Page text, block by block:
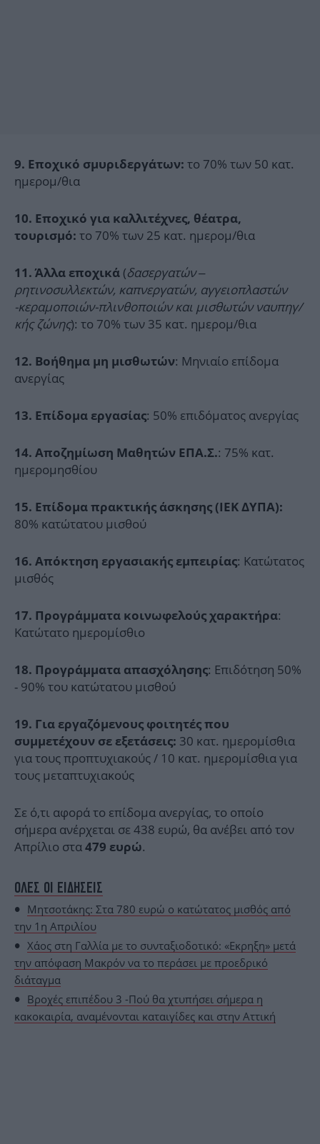
9. Εποχικό σμυριδεργάτων: το 70% των 50 κατ.
ημερομ/θια
10. Εποχικό για καλλιτέχνες, θέατρα,
τουρισμό: το 70% των 25 κατ. ημερομ/θια
11. Άλλα εποχικά (δασεργατών –
ρητινοσυλλεκτών, καπνεργατών, αγγειοπλαστών
-κεραμοποιών-πλινθοποιών και μισθωτών ναυπηγ/
κής ζώνης): το 70% των 35 κατ. ημερομ/θια
12. Βοήθημα μη μισθωτών: Μηνιαίο επίδομα
ανεργίας
13. Επίδομα εργασίας: 50% επιδόματος ανεργίας
14. Αποζημίωση Μαθητών ΕΠΑ.Σ.: 75% κατ.
ημερομησθίου
15. Επίδομα πρακτικής άσκησης (ΙΕΚ ΔΥΠΑ):
80% κατώτατου μισθού
16. Απόκτηση εργασιακής εμπειρίας: Κατώτατος
μισθός
17. Προγράμματα κοινωφελούς χαρακτήρα:
Κατώτατο ημερομίσθιο
18. Προγράμματα απασχόλησης: Επιδότηση 50%
- 90% του κατώτατου μισθού
19. Για εργαζόμενους φοιτητές που
συμμετέχουν σε εξετάσεις: 30 κατ. ημερομίσθια
για τους προπτυχιακούς / 10 κατ. ημερομίσθια για
τους μεταπτυχιακούς
Σε ό,τι αφορά το επίδομα ανεργίας, το οποίο
σήμερα ανέρχεται σε 438 ευρώ, θα ανέβει από τον
Απρίλιο στα 479 ευρώ.
ΟΛΕΣ ΟΙ ΕΙΔΗΣΕΙΣ
Μητσοτάκης: Στα 780 ευρώ ο κατώτατος μισθός από
την 1η Απριλίου
Χάος στη Γαλλία με το συνταξιοδοτικό: «Εκρηξη» μετά
την απόφαση Μακρόν να το περάσει με προεδρικό
διάταγμα
Βροχές επιπέδου 3 -Πού θα χτυπήσει σήμερα η
κακοκαιρία, αναμένονται καταιγίδες και στην Αττική